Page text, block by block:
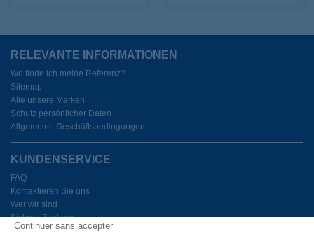
Continuer sans accepter
RELEVANTE INFORMATIONEN
Wo finde ich meine Referenz?
Sitemap
Alle unsere Marken
Schutz persönlicher Daten
Allgemeine Geschäftsbedingungen
KUNDENSERVICE
FAQ
Kontaktieren Sie uns
Wer wir sind
Sichere Zahlung
Meine Cookies verwalten